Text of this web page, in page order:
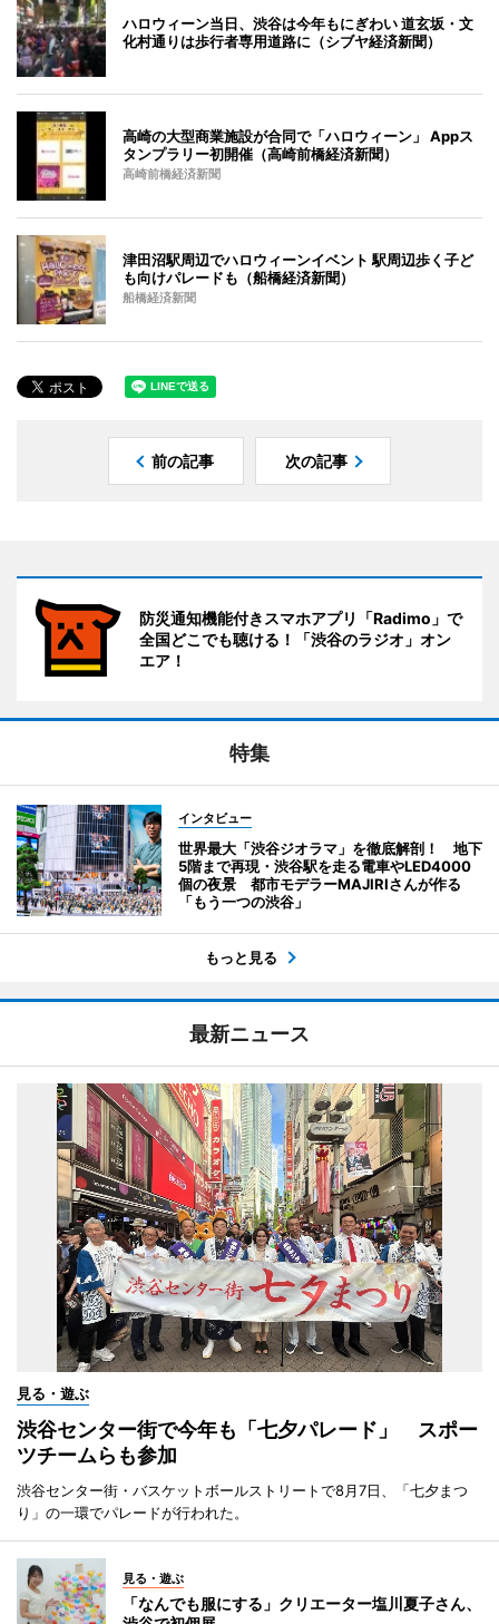
ハロウィーン当日、渋谷は今年もにぎわい 道玄坂・文
化村通りは歩行者専用道路に（シブヤ経済新聞）
高崎の大型商業施設が合同で「ハロウィーン」 Appス
タンプラリー初開催（高崎前橋経済新聞）
高崎前橋経済新聞
津田沼駅周辺でハロウィーンイベント 駅周辺歩く子ど
も向けパレードも（船橋経済新聞）
船橋経済新聞
前の記事 次の記事
防災通知機能付きスマホアプリ「Radimo」で
全国どこでも聴ける！「渋谷のラジオ」オン
エア！
特集
インタビュー
世界最大「渋谷ジオラマ」を徹底解剖！ 地下
5階まで再現・渋谷駅を走る電車やLED4000
個の夜景 都市モデラーMAJIRIさんが作る
「もう一つの渋谷」
もっと見る
最新ニュース
見る・遊ぶ
渋谷センター街で今年も「七夕パレード」 スポー
ツチームらも参加
渋谷センター街・バスケットボールストリートで8月7日、「七夕まつ
り」の一環でパレードが行われた。
見る・遊ぶ
「なんでも服にする」クリエーター塩川夏子さん、